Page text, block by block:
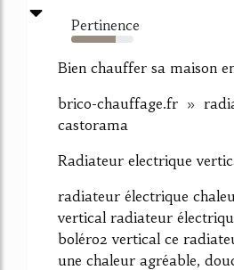
Pertinence
72%
Bien chauffer sa maison
brico-chauffage.fr »
castorama
Radiateur electrique
radiateur électrique
vertical radiateur
boléro2 vertical ce
une chaleur agréable,